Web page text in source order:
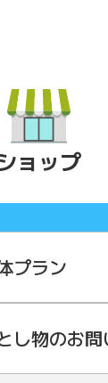
ョップ
プラン
し物のお